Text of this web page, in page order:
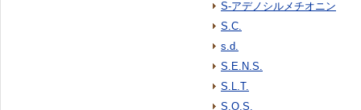
S-アデノシルメチオニン
S.C.
s.d.
S.E.N.S.
S.L.T.
S.O.S.